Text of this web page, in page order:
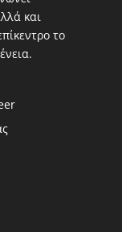
και
το